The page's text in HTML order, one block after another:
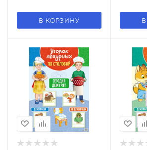
В КОРЗИНУ